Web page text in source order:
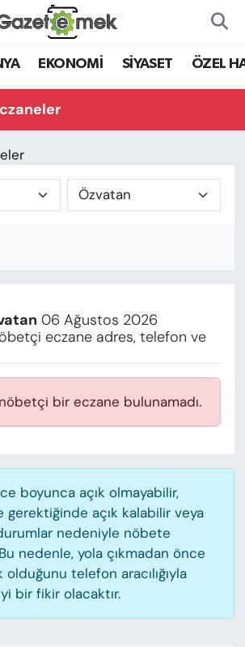
EKONOMİ SİYASET ÖZEL
06 Ağustos 2026
eczane adres, telefon ve
bir eczane bulunamadı.
boyunca açık olmayabilir,
gerektiğinde açık kalabilir veya
nedeniyle nöbete
nedenle, yola çıkmadan önce
olduğunu telefon aracılığıyla
bir fikir olacaktır.
EMEK
GELİŞTİRMEK
Haberleri